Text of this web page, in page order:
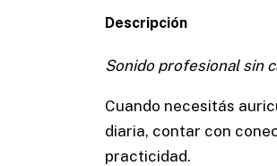
Descripción
Sonido profesional sin
Cuando necesitás
diaria, contar con
practicidad.